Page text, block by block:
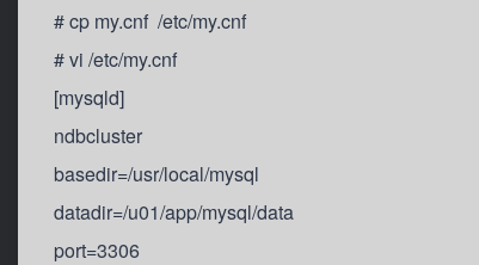
# cp my.cnf /etc/my.cnf
# vi /etc/my.cnf
[mysqld]
ndbcluster
basedir=/usr/local/mysql
datadir=/u01/app/mysql/data
port=3306